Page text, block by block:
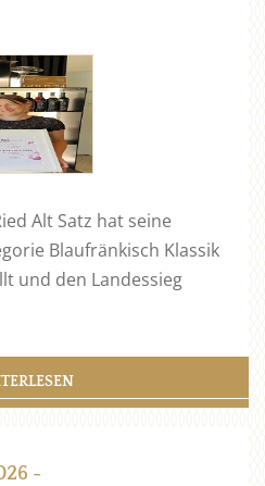
Alt Satz hat seine
Blaufränkisch Klassik
und den Landessieg
-